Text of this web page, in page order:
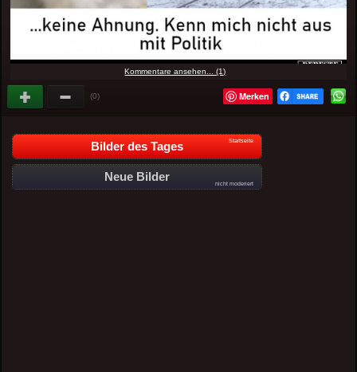
Kommentare ansehen... (1)
(0) Merken
Bilder des Tages Startseite
Neue Bilder
nicht moderiert